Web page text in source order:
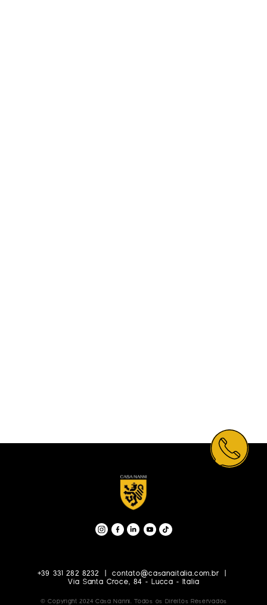
+39 331 282 8232  |  contato@casanaitalia.com.br  |
Via Santa Croce, 84 - Lucca - Italia
© Copyright 2024 Casa Nanni. Todos os Direitos Reservados